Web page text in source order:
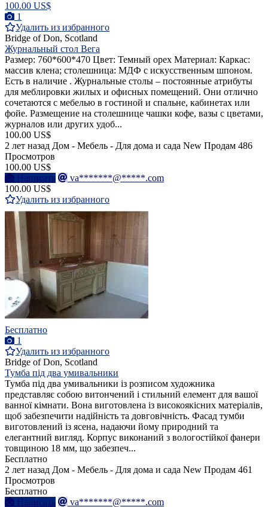
100.00 US$
1
Удалить из избранного
Bridge of Don, Scotland
Журнальный стол Вега
Размер: 760*600*470 Цвет: Темный орех Материал: Каркас:
массив клена; столешница: МДФ с искусственным шпоном.
Есть в наличие . Журнальные столы – постоянные атрибуты
для меблировки жилых и офисных помещений. Они отлично
сочетаются с мебелью в гостиной и спальне, кабинетах или
фойе. Размещение на столешнице чашки кофе, вазы с цветами,
журналов или других удоб...
100.00 US$
2 лет назад Дом - Мебель - Для дома и сада New Продам 486
Просмотров
100.00 US$
Написать
va*******@*****.com
100.00 US$
Удалить из избранного
Бесплатно
1
Удалить из избранного
Bridge of Don, Scotland
Тумба під два умивальники
Тумба під два умивальники із розписом художника
представляє собою витончений і стильний елемент для вашої
ванної кімнати. Вона виготовлена із високоякісних матеріалів,
щоб забезпечити надійність та довговічність. Фасад тумби
виготовлений із ясена, надаючи йому природний та
елегантний вигляд. Корпус виконаний з вологостійкої фанери
товщиною 18 мм, що забезпеч...
Бесплатно
2 лет назад Дом - Мебель - Для дома и сада New Продам 461
Просмотров
Бесплатно
Написать
va*******@*****.com